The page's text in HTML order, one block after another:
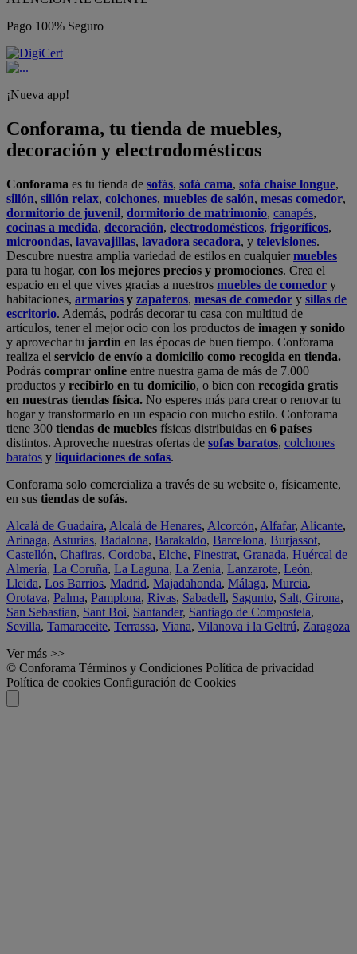
Pago 100% Seguro
¡Nueva app!
Conforama, tu tienda de muebles,
decoración y electrodomésticos
Conforama es tu tienda de sofás, sofá cama, sofá chaise longue,
sillón, sillón relax, colchones, muebles de salón, mesas comedor,
dormitorio de juvenil, dormitorio de matrimonio, canapés,
cocinas a medida, decoración, electrodomésticos, frigoríficos,
microondas, lavavajillas, lavadora secadora, y televisiones.
Descubre nuestra amplia variedad de estilos en cualquiermuebles
para tu hogar, con los mejores precios y promociones. Crea el
espacio en el que vives gracias a nuestros muebles de comedor y
habitaciones, armarios y zapateros, mesas de comedor y sillas de
escritorio. Además, podrás decorar tu casa con multitud de
artículos, tener el mejor ocio con los productos de imagen y sonido
y aprovechar tu jardín en las épocas de buen tiempo. Conforama
realiza el servicio de envío a domicilio como recogida en tienda.
Podrás comprar online entre nuestra gama de más de 7.000
productos y recibirlo en tu domicilio, o bien con recogida gratis
en nuestras tiendas física. No esperes más para crear o renovar tu
hogar y transformarlo en un espacio con mucho estilo. Conforama
tiene 300 tiendas de muebles físicas distribuidas en 6 países
distintos. Aproveche nuestras ofertas de sofas baratos, colchones
baratos y liquidaciones de sofas.
Conforama solo comercializa a través de su website o, físicamente,
en sus tiendas de sofás.
Alcalá de Guadaíra, Alcalá de Henares, Alcorcón, Alfafar, Alicante,
Arinaga, Asturias, Badalona, Barakaldo, Barcelona, Burjassot,
Castellón, Chafiras, Cordoba, Elche, Finestrat, Granada, Huércal de
Almería, La Coruña, La Laguna, La Zenia, Lanzarote, León,
Lleida, Los Barrios, Madrid, Majadahonda, Málaga, Murcia,
Orotava, Palma, Pamplona, Rivas, Sabadell, Sagunto, Salt, Girona,
San Sebastian, Sant Boi, Santander, Santiago de Compostela,
Sevilla, Tamaraceite, Terrassa, Viana, Vilanova i la Geltrú, Zaragoza
Ver más >>
© Conforama Términos y Condiciones Política de privacidad
Política de cookies Configuración de Cookies